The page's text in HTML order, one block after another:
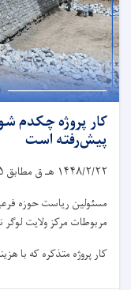
پیش‌رفته است
۱۴۴۸/۲/۲۲ هـ ق مطابق
مسئولین ریاست حوزه
مربوطات مرکز ولایت
کار پروژه متذکره که با